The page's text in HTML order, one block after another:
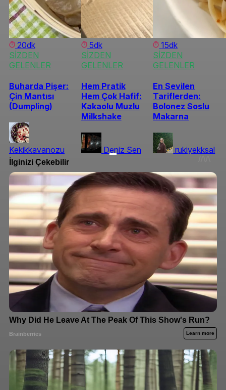
20dk
SİZDEN
GELENLER
Buharda Pişer:
Çin Mantısı
(Dumpling)
Kekikkavanozu
5dk
SİZDEN
GELENLER
Hem Pratik
Hem Çok Hafif:
Kakaolu Muzlu
Milkshake
Deniz Sen
15dk
SİZDEN
GELENLER
En Sevilen
Tariflerden:
Bolonez Soslu
Makarna
rukiyekksal